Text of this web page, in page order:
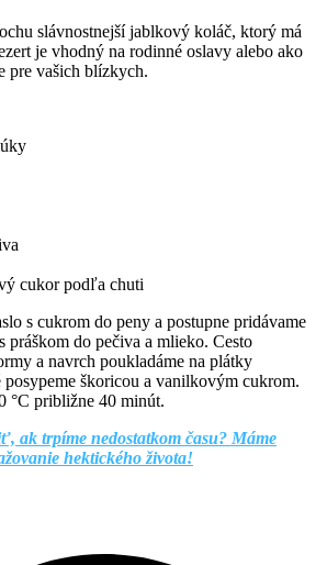
slávnostnejší jablkový koláč, ktorý má
je vhodný na rodinné oslavy alebo ako
pre vašich blízkych.
cukor podľa chuti
s cukrom do peny a postupne pridávame
práškom do pečiva a mlieko. Cesto
a navrch poukladáme na plátky
posypeme škoricou a vanilkovým cukrom.
°C približne 40 minút.
ak trpíme nedostatkom času? Máme
hektického života!